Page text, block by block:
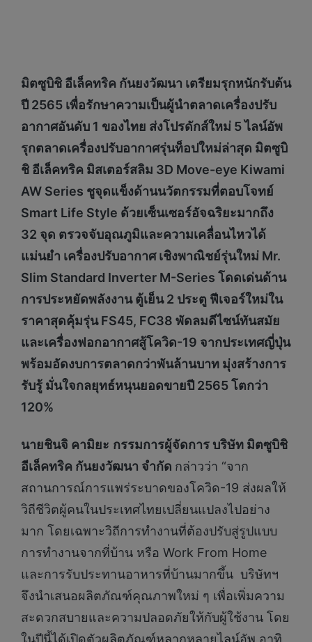
มิตซูบิชิ อีเล็คทริค กันยงวัฒนา เตรียมรุกหนักรับต้น
ปี 2565 เพื่อรักษาความเป็นผู้นำตลาดเครื่องปรับ
อากาศอันดับ 1 ของไทย ส่งโปรดักส์ใหม่ 5 ไลน์อัพ
รุกตลาดเครื่องปรับอากาศรุ่นท็อปใหม่ล่าสุด มิตซูบิ
ชิ อีเล็คทริค มิสเตอร์สลิม 3D Move-eye Kiwami
AW Series ชูจุดแข็งด้านนวัตกรรมที่ตอบโจทย์
Smart Life Style ด้วยเซ็นเซอร์อัจฉริยะมากถึง
32 จุด ตรวจจับอุณภูมิและความเคลื่อนไหวได้
แม่นยำ เครื่องปรับอากาศ เชิงพาณิชย์รุ่นใหม่ Mr.
Slim Standard Inverter M-Series โดดเด่นด้าน
การประหยัดพลังงาน ตู้เย็น 2 ประตู ฟีเจอร์ใหม่ใน
ราคาสุดคุ้มรุ่น FS45, FC38 พัดลมดีไซน์ทันสมัย
และเครื่องฟอกอากาศสู้โควิด-19 จากประเทศญี่ปุ่น
พร้อมอัดงบการตลาดกว่าพันล้านบาท มุ่งสร้างการ
รับรู้ มั่นใจกลยุทธ์หนุนยอดขายปี 2565 โตกว่า
120%
นายชินจิ คามิยะ กรรมการผู้จัดการบริษัท มิตซูบิชิ
อีเล็คทริค กันยงวัฒนา จำกัด กล่าวว่า “จาก
สถานการณ์การแพร่ระบาดของโควิด-19 ส่งผลให้
วิถีชีวิตผู้คนในประเทศไทยเปลี่ยนแปลงไปอย่าง
มาก โดยเฉพาะวิถีการทำงานที่ต้องปรับสู่รูปแบบ
การทำงานจากที่บ้าน หรือ Work From Home
และการรับประทานอาหารที่บ้านมากขึ้น บริษัทฯ
จึงนำเสนอผลิตภัณฑ์คุณภาพใหม่ ๆ เพื่อเพิ่มความ
สะดวกสบายและความปลอดภัยให้กับผู้ใช้งาน โดย
ในปีนี้ได้เปิดตัวผลิตภัณฑ์หลากหลายไลน์อัพ อาทิ